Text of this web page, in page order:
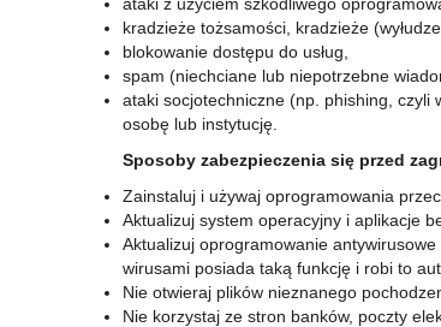
kradzieże tożsamości, kradzieże
blokowanie dostępu do usług,
spam (niechciane lub niepotrzebne
ataki socjotechniczne (np. phishing, czyli
osobę lub instytucję.
Sposoby zabezpieczenia się przed
Zainstaluj i używaj oprogramowania
Aktualizuj system operacyjny i aplikacje
Aktualizuj oprogramowanie
wirusami posiada taką funkcję i robi to
Nie otwieraj plików nieznanego
Nie korzystaj ze stron banków, poczty